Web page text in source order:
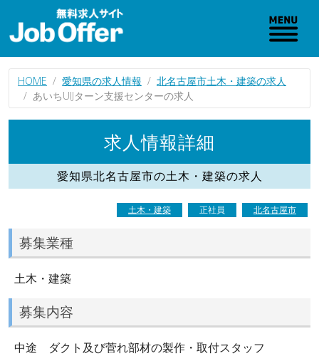
HOME 愛知県の求人情報
北名古屋市土木・建築の求人
あいちUIJターン支援センターの求人
求人情報詳細
愛知県北名古屋市の土木・建築の求人
土木・建築 正社員 北名古屋市
募集業種
土木・建築
募集内容
中途 ダクト及び菅れ部材の製作・取付スタッフ